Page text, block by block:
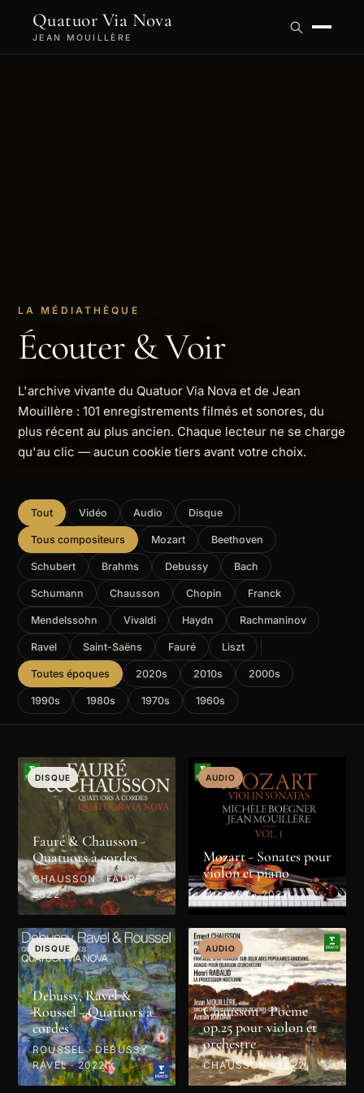
Quatuor Via Nova
JEAN MOUILLÈRE
LA MÉDIATHÈQUE
Écouter & Voir
L'archive vivante du Quatuor Via Nova et de Jean
Mouillère : 101 enregistrements filmés et sonores, du
plus récent au plus ancien. Chaque lecteur ne se charge
qu'au clic — aucun cookie tiers avant votre choix.
Tout Vidéo Audio Disque
Tous compositeurs Mozart Beethoven
Schubert Brahms Debussy Bach
Schumann Chausson Chopin Franck
Mendelssohn Vivaldi Haydn Rachmaninov
Ravel Saint-Saëns Fauré Liszt
Toutes époques 2020s 2010s 2000s
1990s 1980s 1970s 1960s
DISQUE
Fauré & Chausson -
Quatuors à cordes
CHAUSSON · FAURÉ ·
2022
AUDIO
Mozart - Sonates pour
violon et piano
MOZART · 2022
DISQUE
Debussy, Ravel &
Roussel - Quatuors à
cordes
ROUSSEL · DEBUSSY ·
RAVEL · 2022
AUDIO
Chausson - Poème
op.25 pour violon et
orchestre
CHAUSSON · 2022